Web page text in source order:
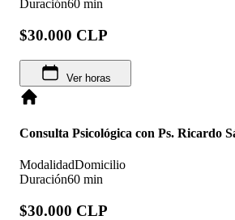
Duración60 min
$30.000 CLP
Ver horas
Consulta Psicológica con Ps. Ricardo
ModalidadDomicilio
Duración60 min
$30.000 CLP